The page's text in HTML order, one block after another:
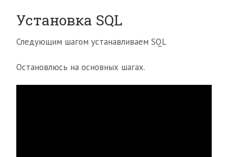
Установка SQL
Следующим шагом устанавливаем SQL
Остановлюсь на основных шагах.